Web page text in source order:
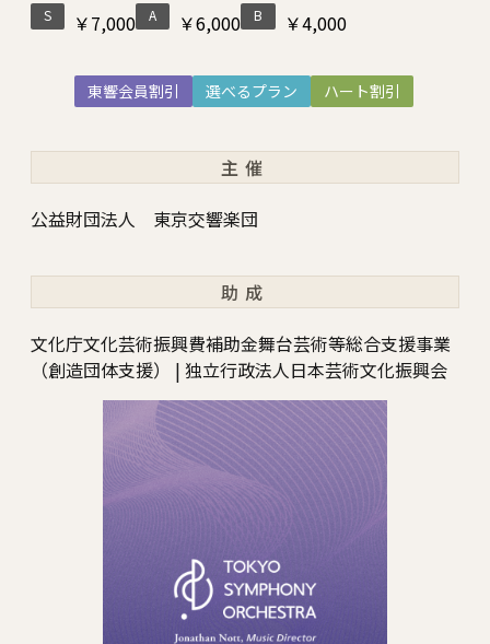
S ￥7,000 A ￥6,000 B ￥4,000
東響会員割引 選べるプラン ハート割引
主催
公益財団法人 東京交響楽団
助成
文化庁文化芸術振興費補助金舞台芸術等総合支援事業
（創造団体支援） | 独立行政法人日本芸術文化振興会